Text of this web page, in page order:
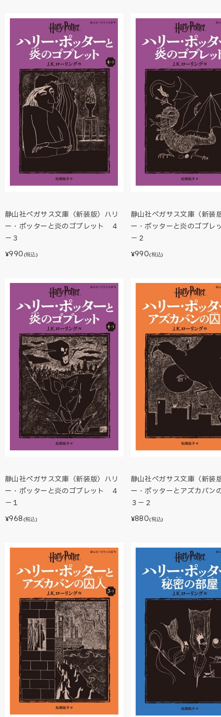
静山社ペガサス文庫〈新装版〉ハリ
ー・ポッターと炎のゴブレット ４
－３
¥990 (税込)
静山社ペガサス文庫〈新装
ー・ポッターと炎のゴブ
－２
¥990(税込)
静山社ペガサス文庫〈新装版〉ハリ
ー・ポッターと炎のゴブレット ４
－１
¥968 (税込)
静山社ペガサス文庫〈新装
ー・ポッターとアズカバ
３－２
¥880(税込)